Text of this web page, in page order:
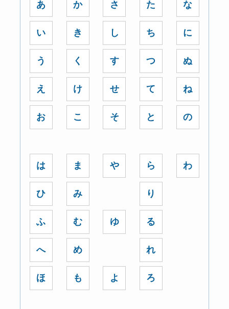
あ
い
う
え
お
か
き
く
け
こ
さ
し
す
せ
そ
た
ち
つ
て
と
な
に
ぬ
ね
の
は
ひ
ふ
へ
ほ
ま
み
む
め
も
や
ゆ
よ
ら
り
る
れ
ろ
わ